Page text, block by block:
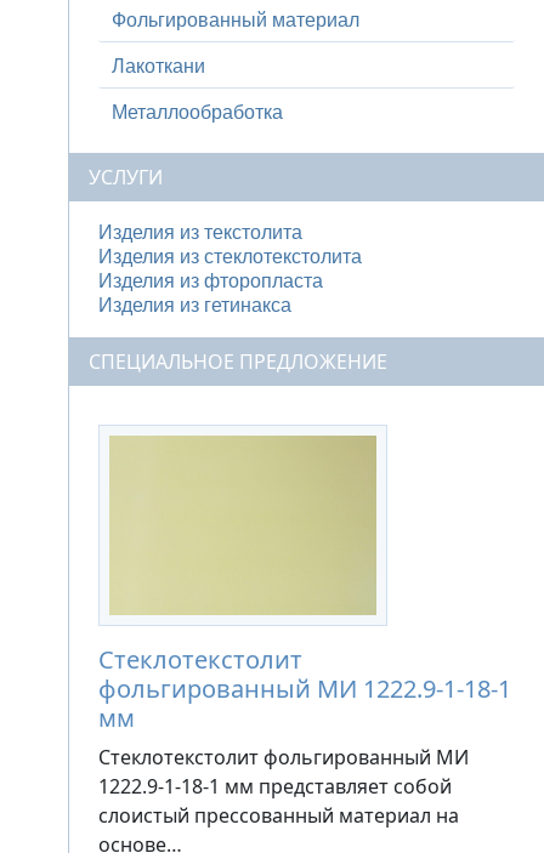
Фольгированный материал
Лакоткани
Металлообработка
УСЛУГИ
Изделия из текстолита
Изделия из стеклотекстолита
Изделия из фторопласта
Изделия из гетинакса
СПЕЦИАЛЬНОЕ ПРЕДЛОЖЕНИЕ
Стеклотекстолит
фольгированный МИ 1222.9-1-18-1
мм
Стеклотекстолит фольгированный МИ
1222.9-1-18-1 мм представляет собой
слоистый прессованный материал на
основе…